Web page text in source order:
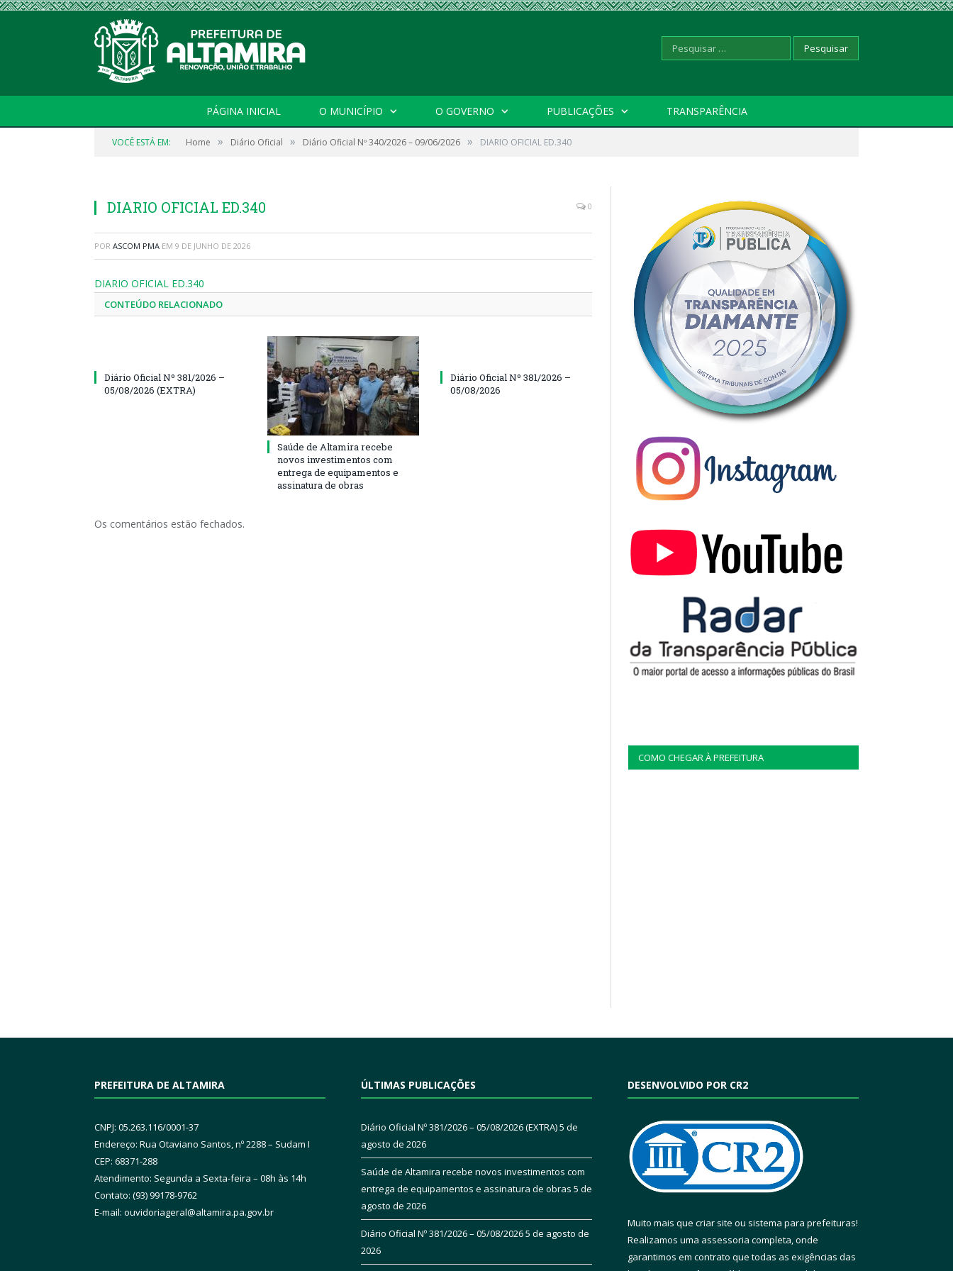
Pesquisar
PÁGINA INICIAL O MUNICÍPIO O GOVERNO PUBLICAÇÕES TRANSPARÊNCIA
VOCÊ ESTÁ EM: Home » Diário Oficial » Diário Oficial Nº 340/2026 – 09/06/2026 » DIARIO OFICIAL ED.340
DIARIO OFICIAL ED.340 0
POR ASCOM PMA EM 9 DE JUNHO DE 2026
DIARIO OFICIAL ED.340
CONTEÚDO RELACIONADO
Diário Oficial Nº 381/2026 –
05/08/2026 (EXTRA)
Saúde de Altamira recebe
novos investimentos com
entrega de equipamentos e
assinatura de obras
Diário Oficial Nº 381/2026 –
05/08/2026
Os comentários estão fechados.
COMO CHEGAR À PREFEITURA
PREFEITURA DE ALTAMIRA
CNPJ: 05.263.116/0001-37
Endereço: Rua Otaviano Santos, nº 2288 – Sudam I
CEP: 68371-288
Atendimento: Segunda a Sexta-feira – 08h às 14h
Contato: (93) 99178-9762
E-mail: ouvidoriageral@altamira.pa.gov.br
ÚLTIMAS PUBLICAÇÕES
Diário Oficial Nº 381/2026 – 05/08/2026 (EXTRA)5 de
agosto de 2026
Saúde de Altamira recebe novos investimentos com
entrega de equipamentos e assinatura de obras 5 de
agosto de 2026
Diário Oficial Nº 381/2026 – 05/08/20265 de agosto de
2026
DESENVOLVIDO POR CR2
Muito mais que criar site ou sistema para prefeituras!
Realizamos uma assessoria completa, onde
garantimos em contrato que todas as exigências das